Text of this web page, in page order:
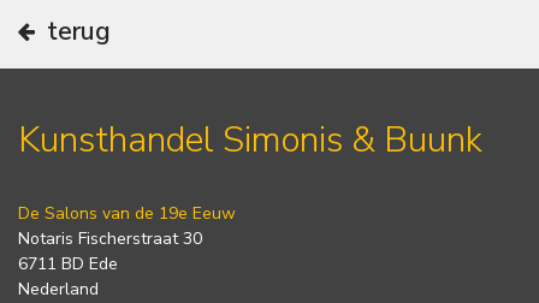
terug
Kunsthandel Simonis & Buunk
De Salons van de 19e Eeuw
Notaris Fischerstraat 30
6711 BD Ede
Nederland